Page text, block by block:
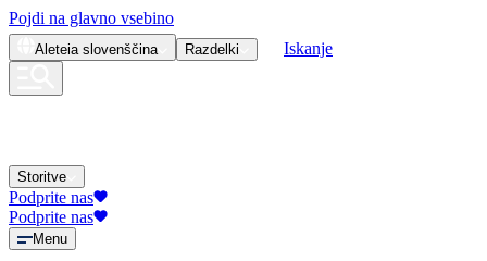
Pojdi na glavno vsebino
Aleteia slovenščina Razdelki Iskanje
Storitve
Podprite nas
Podprite nas
Menu